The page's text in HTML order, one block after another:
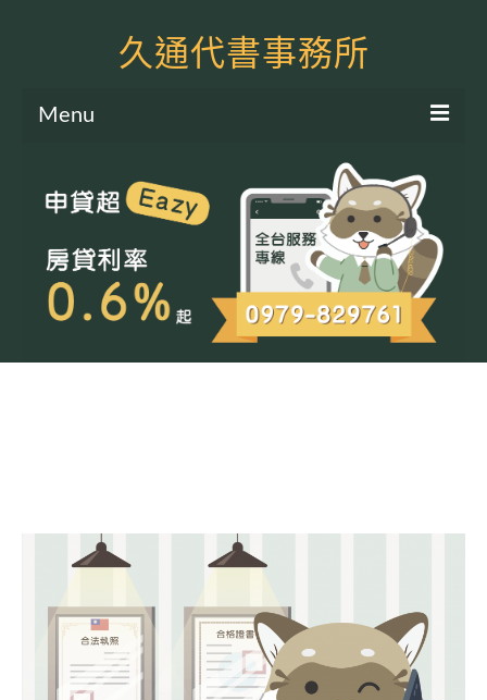
久通代書事務所
Menu
土地二胎申貸
房屋二胎申貸
軍公教貸款
代書貸款
銀行貸款
其他貸款